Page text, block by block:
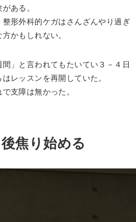
ある。
形外科的ケガはさんざんやり過ぎ
かもしれない。
」と言われてもたいてい３－４日
レッスンを再開していた。
支障は無かった。
焦り始める